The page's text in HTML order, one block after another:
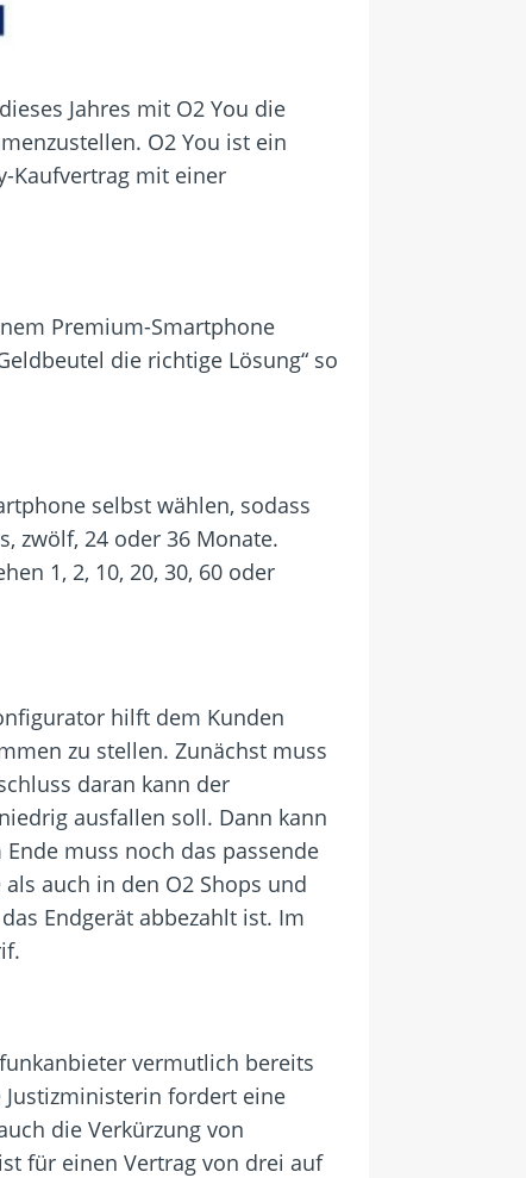
Jahres mit O2 You die
O2 You ist ein
Kaufvertrag mit einer
Premium-Smartphone
die richtige Lösung“ so
selbst wählen, sodass
zwölf, 24 oder 36 Monate.
1, 2, 10, 20, 30, 60 oder
hilft dem Kunden
zu stellen. Zunächst muss
daran kann der
ausfallen soll. Dann kann
muss noch das passende
auch in den O2 Shops und
Endgerät abbezahlt ist. Im
vermutlich bereits
fordert eine
die Verkürzung von
für einen Vertrag von drei auf